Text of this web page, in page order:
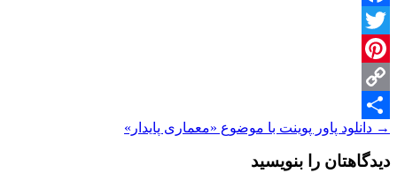
Facebook
Twitter
Pinterest
Copy
Link
Share
ناوبری
نوشته
→ دانلود پاور پوینت با موضوع «معماری پایدار»
دیدگاهتان را بنویسید